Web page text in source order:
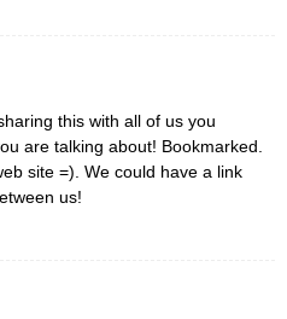
this with all of us you
are talking about! Bookmarked.
site =). We could have a link
us!